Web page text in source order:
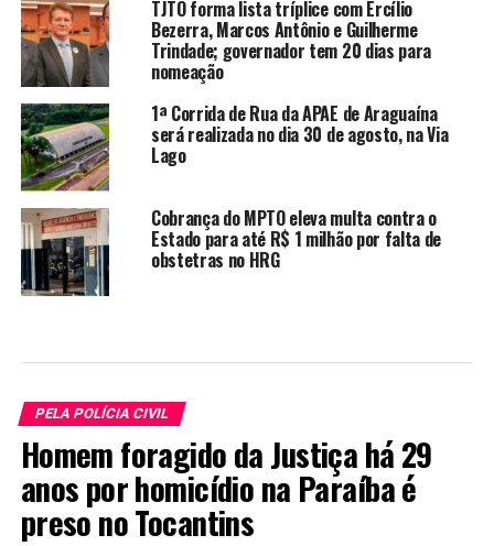
TJTO forma lista tríplice com Ercílio
Bezerra, Marcos Antônio e Guilherme
Trindade; governador tem 20 dias para
nomeação
1ª Corrida de Rua da APAE de Araguaína
será realizada no dia 30 de agosto, na Via
Lago
Cobrança do MPTO eleva multa contra o
Estado para até R$ 1 milhão por falta de
obstetras no HRG
PELA POLÍCIA CIVIL
Homem foragido da Justiça há 29
anos por homicídio na Paraíba é
preso no Tocantins